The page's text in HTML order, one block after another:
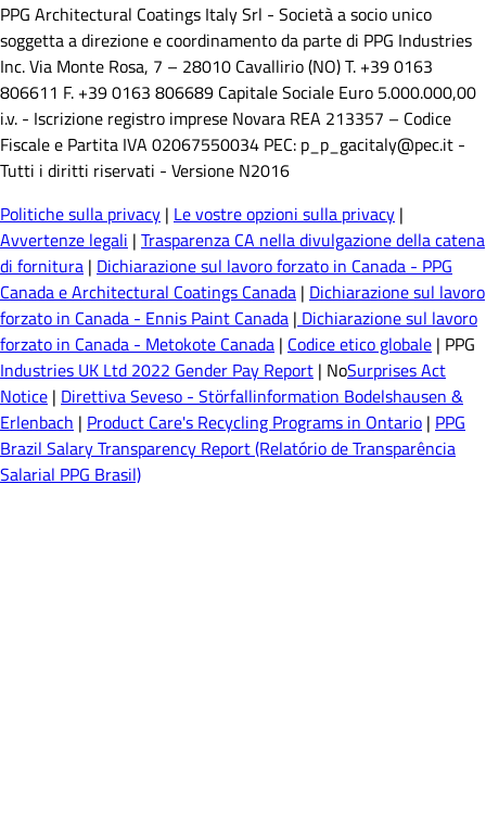
PPG Architectural Coatings Italy Srl - Società a socio unico
soggetta a direzione e coordinamento da parte di PPG Industries
Inc. Via Monte Rosa, 7 – 28010 Cavallirio (NO) T. +39 0163
806611 F. +39 0163 806689 Capitale Sociale Euro 5.000.000,00
i.v. - Iscrizione registro imprese Novara REA 213357 – Codice
Fiscale e Partita IVA 02067550034 PEC: p_p_gacitaly@pec.it -
Tutti i diritti riservati - Versione N2016
Politiche sulla privacy | Le vostre opzioni sulla privacy |
Avvertenze legali | Trasparenza CA nella divulgazione della catena
di fornitura | Dichiarazione sul lavoro forzato in Canada - PPG
Canada e Architectural Coatings Canada | Dichiarazione sul lavoro
forzato in Canada - Ennis Paint Canada | Dichiarazione sul lavoro
forzato in Canada - Metokote Canada | Codice etico globale | PPG
Industries UK Ltd 2022 Gender Pay Report | NoSurprises Act
Notice | Direttiva Seveso - Störfallinformation Bodelshausen &
Erlenbach | Product Care's Recycling Programs in Ontario | PPG
Brazil Salary Transparency Report (Relatório de Transparência
Salarial PPG Brasil)